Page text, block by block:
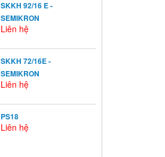
SKKH 92/16 E -
SEMIKRON
Liên hệ
SKKH 72/16E -
SEMIKRON
Liên hệ
PS18
Liên hệ